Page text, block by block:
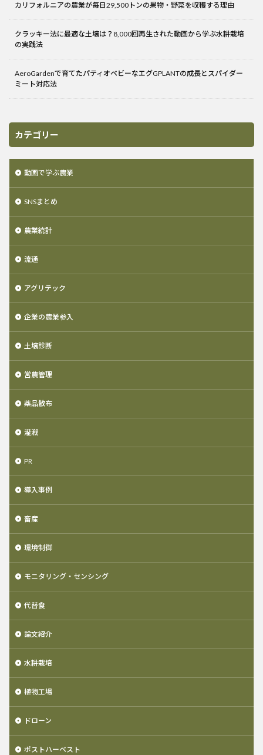
カリフォルニアの農業が毎日29,500トンの果物・野菜を収穫する理由
クラッキー法に最適な土壌は？8,000回再生された動画から学ぶ水耕栽培
の実践法
AeroGardenで育てたパティオベビーなエグGPLANTの成長とスパイダー
ミート対応法
カテゴリー
動画で学ぶ農業
SNSまとめ
農業統計
流通
アグリテック
企業の農業参入
土壌診断
営農管理
薬品散布
灌漑
PR
導入事例
畜産
環境制御
モニタリング・センシング
代替食
論文紹介
水耕栽培
植物工場
ドローン
ポストハーベスト